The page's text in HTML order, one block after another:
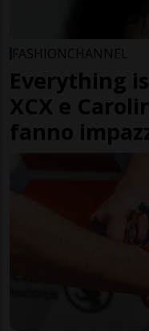
FASHIONCHANNEL
Everything
XCX e
fanno